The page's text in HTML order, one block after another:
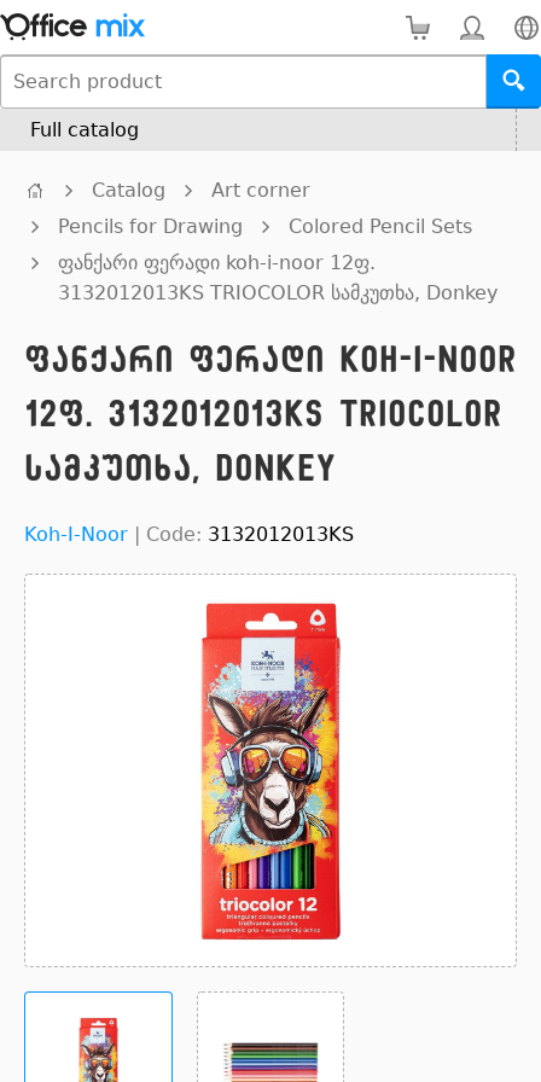
Full catalog
Catalog
Art corner
Pencils for Drawing
Colored Pencil Sets
ფანქარი ფერადი koh-i-noor 12ფ.
3132012013KS TRIOCOLOR სამკუთხა, Donkey
ფანქარი ფერადი koh-i-noor
12ფ. 3132012013KS TRIOCOLOR
სამკუთხა, Donkey
Koh-I-Noor | Code: 3132012013KS